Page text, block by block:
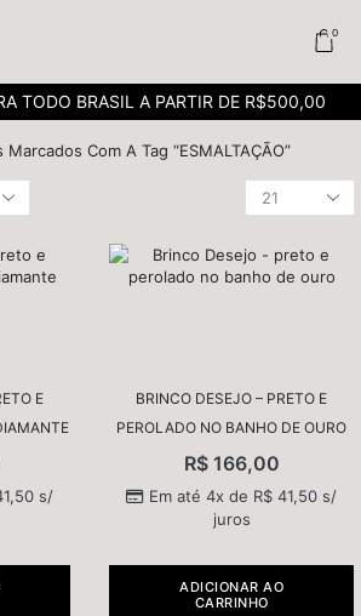
0
TODO BRASIL A PARTIR DE R$500,00
Com A Tag “ESMALTAÇÃO”
E
s/
BRINCO DESEJO – PRETO E
PEROLADO NO BANHO DE OURO
R$166,00
Em até 4x de R$41,50s/
juros
ADICIONAR AO
CARRINHO